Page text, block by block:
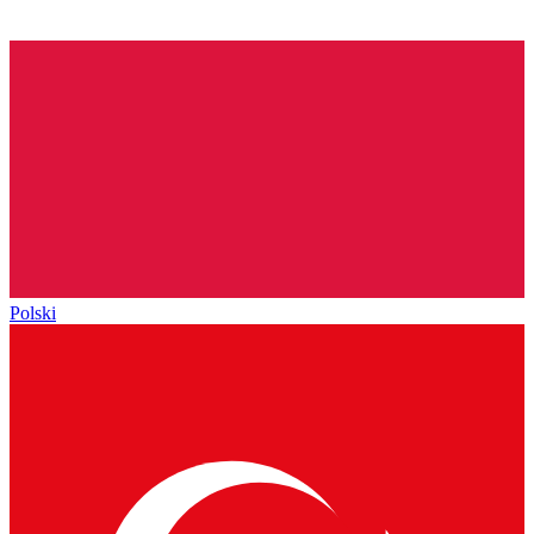
Polski